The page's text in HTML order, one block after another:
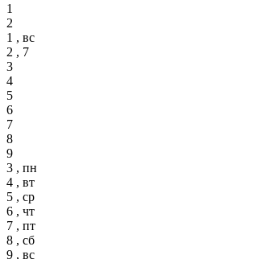
1
2
1 , вс
2 , 7
3
4
5
6
7
8
9
3 , пн
4 , вт
5 , ср
6 , чт
7 , пт
8 , сб
9 , вс